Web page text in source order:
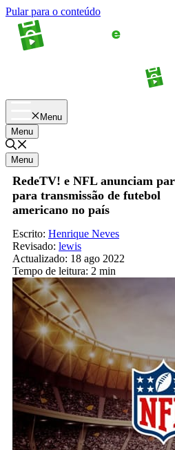
Pular para o conteúdo
Menu
Menu
Menu
RedeTV! e NFL anunciam
para transmissão de futebol
americano no país
Escrito: Henrique Neves
Revisado: lewis
Actualizado: 18 ago 2022
Tempo de leitura: 2 min